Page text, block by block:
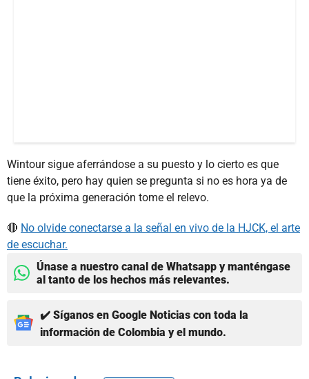
Wintour sigue aferrándose a su puesto y lo cierto es que
tiene éxito, pero hay quien se pregunta si no es hora ya de
que la próxima generación tome el relevo.
🔴 No olvide conectarse a la señal en vivo de la HJCK, el arte
de escuchar.
Únase a nuestro canal de Whatsapp y manténgase
al tanto de los hechos más relevantes.
✔️ Síganos en Google Noticias con toda la
información de Colombia y el mundo.